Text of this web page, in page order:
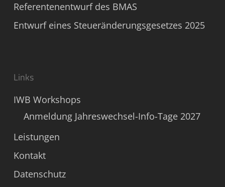
Referentenentwurf des BMAS
Entwurf eines Steueränderungsgesetzes 2025
Links
IWB Workshops
Anmeldung Jahreswechsel-Info-Tage 2027
Leistungen
Kontakt
Datenschutz